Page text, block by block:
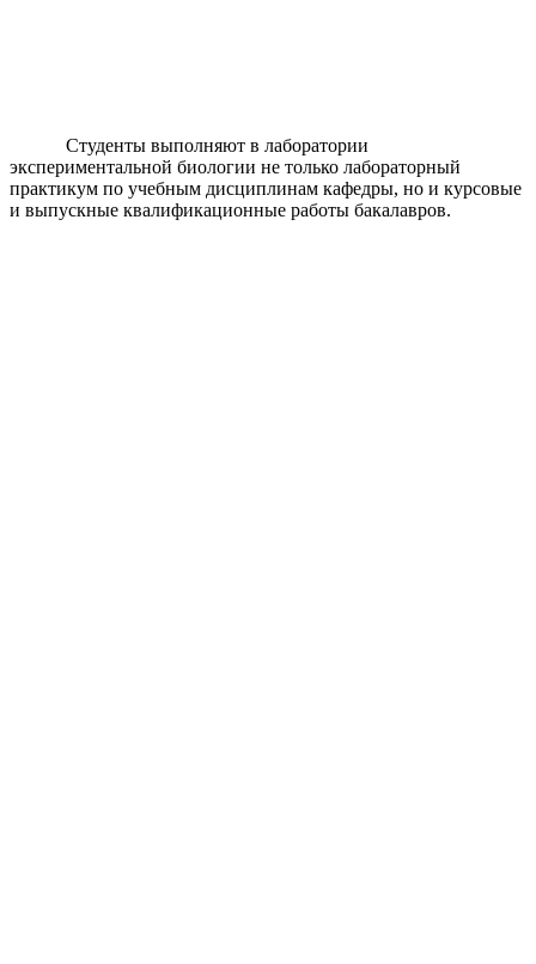
Студенты выполняют в лаборатории
экспериментальной биологии не только лабораторный
практикум по учебным дисциплинам кафедры, но и курсовые
и выпускные квалификационные работы бакалавров.